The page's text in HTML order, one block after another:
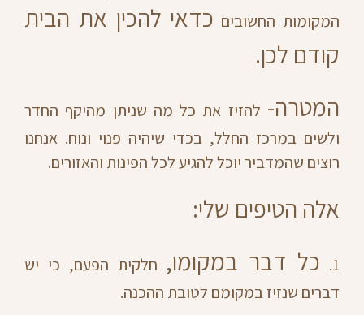
המקומות החשובים כדאי להכין את הבית
קודם לכן.
המטרה- להזיז את כל מה שניתן מהיקף החדר
ולשים במרכז החלל, בכדי שיהיה פנוי ונוח. אנחנו
רוצים שהמדביר יוכל להגיע לכל הפינות והאזורים.
אלה הטיפים שלי:
1. כל דבר במקומו, חלקית הפעם, כי יש
דברים שנזיז במקומם לטובת ההכנה.